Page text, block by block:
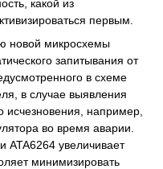
какой из
первым.
новой микросхемы
запитывания от
в схеме
в случае выявления
например,
во время аварии.
ATA6264 увеличивает
минимизировать